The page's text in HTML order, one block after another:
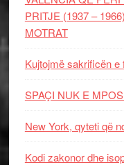
PRITJE (1937 –
MOTRAT
Kujtojmë sakrificën e
SPAÇI NUK E
New York, qyteti që
Kodi zakonor dhe